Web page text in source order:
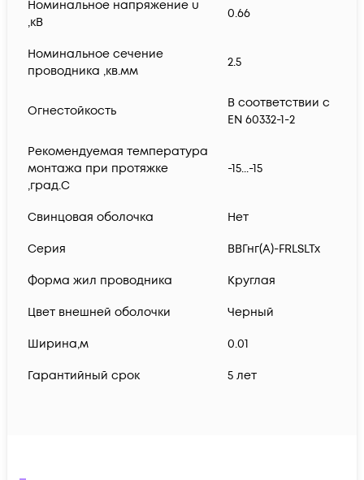
Номинальное напряжение u
,кВ
0.66
Номинальное сечение
проводника ,кв.мм
2.5
Огнестойкость
В соответствии с
EN 60332-1-2
Рекомендуемая температура
монтажа при протяжке
,град.C
-15...-15
Свинцовая оболочка Нет
Серия ВВГнг(А)-FRLSLTx
Форма жил проводника Круглая
Цвет внешней оболочки Черный
Ширина,м 0.01
Гарантийный срок 5 лет